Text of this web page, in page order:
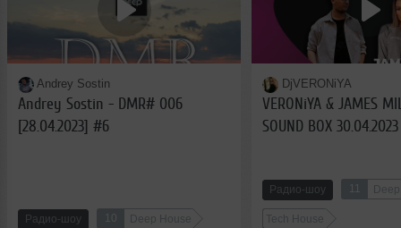
Andrey Sostin
Andrey Sostin - DMR# 006
[28.04.2023] #6
Радио-шоу 10 Deep House
DjVERONiYA
VERONiYA & JAMES
SOUND BOX 30.04.2023
Радио-шоу 11
Tech House